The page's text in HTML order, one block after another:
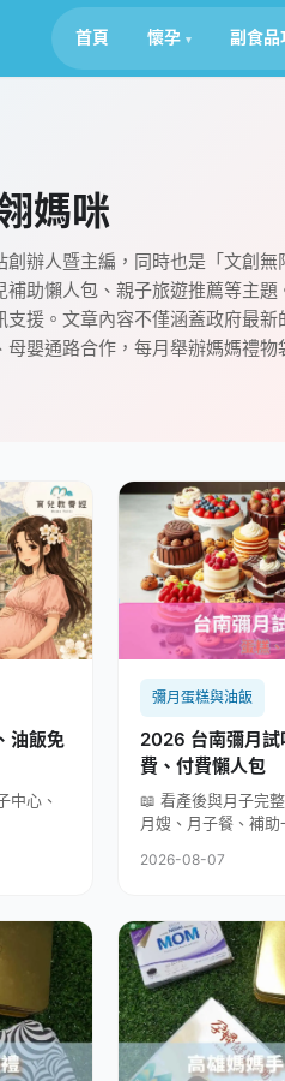
首頁 懷孕 副食品
媽咪
辦人暨主編，同時也是「文創
補助懶人包、親子旅遊推薦等主
援。文章內容不僅涵蓋政府最
嬰通路合作，每月舉辦媽媽禮
油飯免
中心、
彌月蛋糕與油飯
2026 台南彌月試
費、付費懶人包
📖 看產後與月子完
月嫂、月子餐、補助
2026-08-07